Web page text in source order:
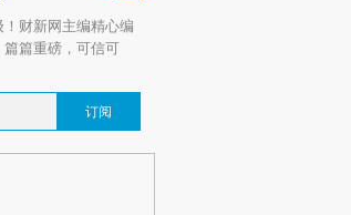
财新网主编精心编
篇重磅，可信可
订阅